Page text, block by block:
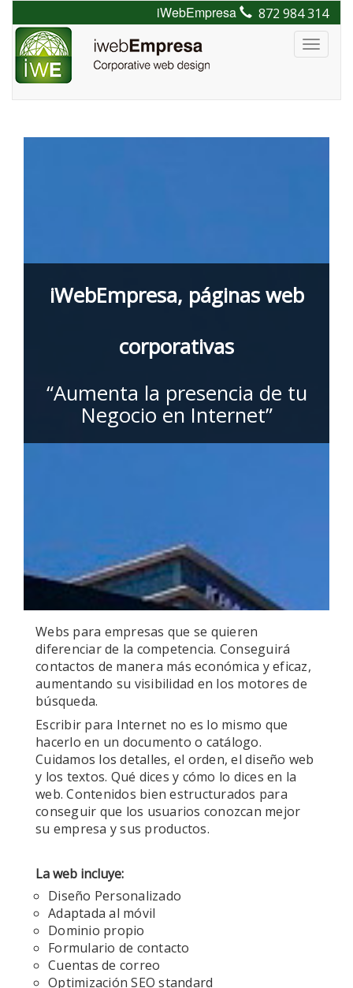
iWebEmpresa 872 984 314
Toggle
iWebEmpresa, páginas web
corporativas
“Aumenta la presencia de tu
Negocio en Internet”
Webs para empresas que se quieren
diferenciar de la competencia. Conseguirá
contactos de manera más económica y eficaz,
aumentando su visibilidad en los motores de
búsqueda.
Escribir para Internet no es lo mismo que
hacerlo en un documento o catálogo.
Cuidamos los detalles, el orden, el diseño web
y los textos. Qué dices y cómo lo dices en la
web. Contenidos bien estructurados para
conseguir que los usuarios conozcan mejor
su empresa y sus productos.
La web incluye:
Diseño Personalizado
Adaptada al móvil
Dominio propio
Formulario de contacto
Cuentas de correo
Optimización SEO standard